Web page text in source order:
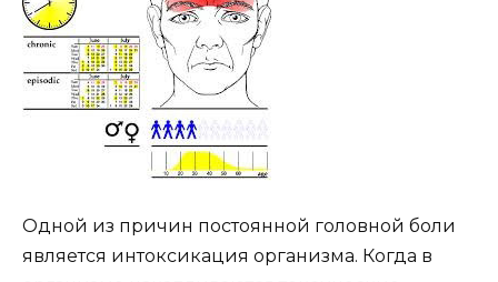
Одной из причин постоянной головной боли
является интоксикация организма. Когда в